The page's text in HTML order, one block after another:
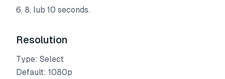
6, 8, lub 10 seconds.
Resolution
Type: Select
Default: 1080p